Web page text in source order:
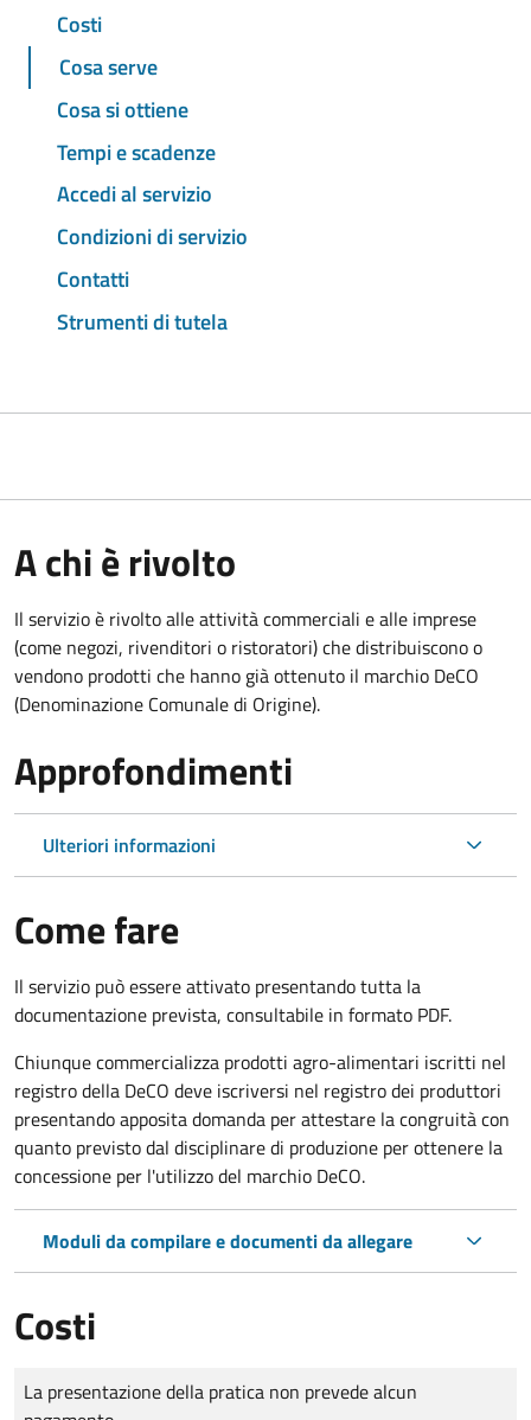
Costi
Cosa serve
Cosa si ottiene
Tempi e scadenze
Accedi al servizio
Condizioni di servizio
Contatti
Strumenti di tutela
A chi è rivolto
Il servizio è rivolto alle attività commerciali e alle imprese
(come negozi, rivenditori o ristoratori) che distribuiscono o
vendono prodotti che hanno già ottenuto il marchio DeCO
(Denominazione Comunale di Origine).
Approfondimenti
Ulteriori informazioni
Come fare
Il servizio può essere attivato presentando tutta la
documentazione prevista, consultabile in formato PDF.
Chiunque commercializza prodotti agro-alimentari iscritti nel
registro della DeCO deve iscriversi nel registro dei produttori
presentando apposita domanda per attestare la congruità con
quanto previsto dal disciplinare di produzione per ottenere la
concessione per l'utilizzo del marchio DeCO.
Moduli da compilare e documenti da allegare
Costi
Tipo di pagamento
Importo
La presentazione della pratica non prevede alcun